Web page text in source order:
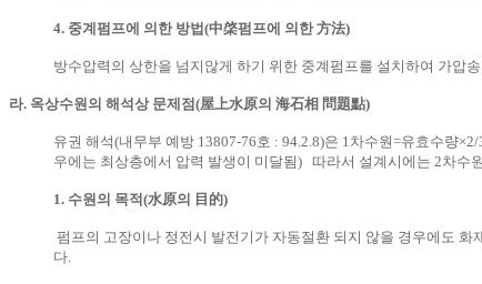
4. 중계펌프에 의한 방법(中棨펌프에 의한 方法)
방수압력의 상한을 넘지않게 하기 위한 중계펌프를 설치하여 가압
라. 옥상수원의 해석상 문제점(屋上水原의 海石相 問題點)
유권 해석(내무부 예방 13807-76호 : 94.2.8)은 1차수원=유효수량
우에는 최상층에서 압력 발생이 미달됨) 따라서 설계시에는 2차수
1. 수원의 목적(水原의 目的)
펌프의 고장이나 정전시 발전기가 자동절환 되지 않을 경우에도
다.